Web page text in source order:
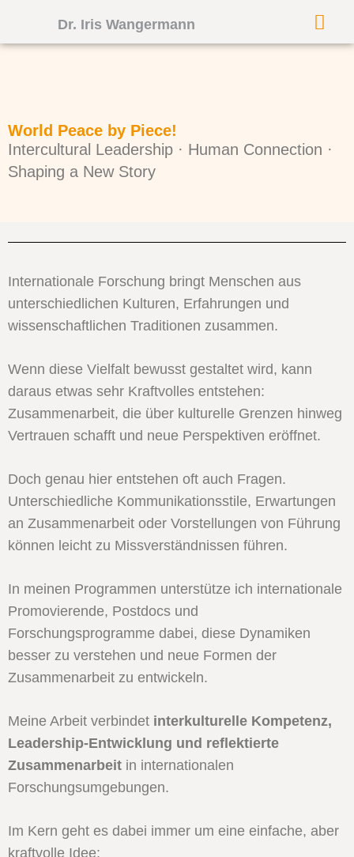
Dr. Iris Wangermann
World Peace by Piece!
Intercultural Leadership · Human Connection ·
Shaping a New Story
Internationale Forschung bringt Menschen aus
unterschiedlichen Kulturen, Erfahrungen und
wissenschaftlichen Traditionen zusammen.
Wenn diese Vielfalt bewusst gestaltet wird, kann
daraus etwas sehr Kraftvolles entstehen:
Zusammenarbeit, die über kulturelle Grenzen hinweg
Vertrauen schafft und neue Perspektiven eröffnet.
Doch genau hier entstehen oft auch Fragen.
Unterschiedliche Kommunikationsstile, Erwartungen
an Zusammenarbeit oder Vorstellungen von Führung
können leicht zu Missverständnissen führen.
In meinen Programmen unterstütze ich internationale
Promovierende, Postdocs und
Forschungsprogramme dabei, diese Dynamiken
besser zu verstehen und neue Formen der
Zusammenarbeit zu entwickeln.
Meine Arbeit verbindet interkulturelle Kompetenz,
Leadership-Entwicklung und reflektierte
Zusammenarbeit in internationalen
Forschungsumgebungen.
Im Kern geht es dabei immer um eine einfache, aber
kraftvolle Idee: